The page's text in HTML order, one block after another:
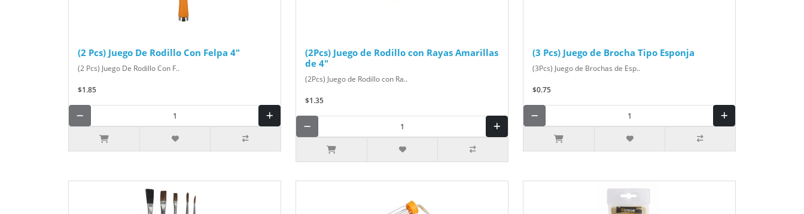
(2 Pcs) Juego De Rodillo Con Felpa 4"
(2 Pcs) Juego De Rodillo Con F..
$1.85
(2Pcs) Juego de Rodillo con Rayas Amarillas
de 4"
(2Pcs) Juego de Rodillo con Ra..
$1.35
(3 Pcs) Juego de Brocha Tipo Esponja
(3Pcs) Juego de Brochas de Esp..
$0.75